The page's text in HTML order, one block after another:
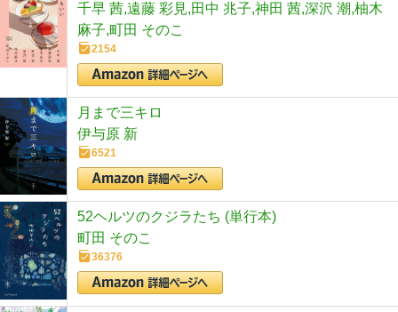
千早 茜,遠藤 彩見,田中 兆子,神田 茜,深沢 潮,柚木
麻子,町田 そのこ
2154
月まで三キロ
伊与原 新
6521
52ヘルツのクジラたち (単行本)
町田 そのこ
36376